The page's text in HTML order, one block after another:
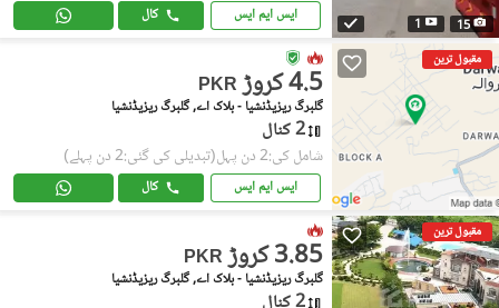
15
1 ایس ایم ایس کال
مقبول ترین
PKR 4.5 کروڑ
گلبرگ ریزیڈنشیا - بلاک اے, گلبرگ ریزیڈنشیا
2 کنال
شامل کی:2 دن پہل (تبدیلی کی گئی:2 دن پہلے)
ایس ایم ایس کال
مقبول ترین
PKR 3.85 کروڑ
گلبرگ ریزیڈنشیا - بلاک اے, گلبرگ ریزیڈنشیا